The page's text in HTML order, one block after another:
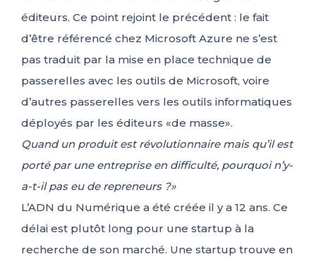
éditeurs. Ce point rejoint le précédent : le fait
d’être référencé chez Microsoft Azure ne s’est
pas traduit par la mise en place technique de
passerelles avec les outils de Microsoft, voire
d’autres passerelles vers les outils informatiques
déployés par les éditeurs «de masse».
Quand un produit est révolutionnaire mais qu’il est
porté par une entreprise en difficulté, pourquoi n’y-
a-t-il pas eu de repreneurs ?»
L’ADN du Numérique a été créée il y a 12 ans. Ce
délai est plutôt long pour une startup à la
recherche de son marché. Une startup trouve en